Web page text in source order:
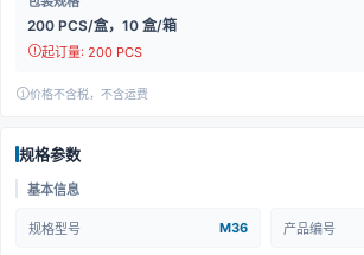
200 PCS/盒，10 盒/箱
起订量: 200 PCS
价格不含税，不含运费
规格参数
基本信息
规格型号 M36 产品编号